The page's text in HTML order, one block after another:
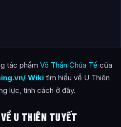
Tuyết
Thiên Tuyết
tác phẩm Võ Thần Chúa Tể của
Wiki tìm hiểu về U Thiên
lực, tính cách ở đây.
U THIÊN TUYẾT